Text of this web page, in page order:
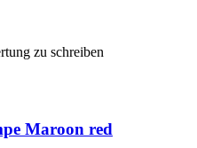
zu schreiben
Maroon red